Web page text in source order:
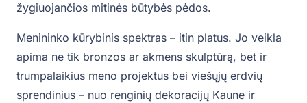
žygiuojančios mitinės būtybės pėdos.
Menininko kūrybinis spektras – itin platus. Jo veikla
apima ne tik bronzos ar akmens skulptūrą, bet ir
trumpalaikius meno projektus bei viešųjų erdvių
sprendinius – nuo renginių dekoracijų Kaune ir